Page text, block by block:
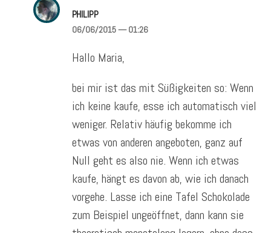
PHILIPP
06/06/2015— 01:26
Hallo Maria,
bei mir ist das mit Süßigkeiten so: Wenn
ich keine kaufe, esse ich automatisch viel
weniger. Relativ häufig bekomme ich
etwas von anderen angeboten, ganz auf
Null geht es also nie. Wenn ich etwas
kaufe, hängt es davon ab, wie ich danach
vorgehe. Lasse ich eine Tafel Schokolade
zum Beispiel ungeöffnet, dann kann sie